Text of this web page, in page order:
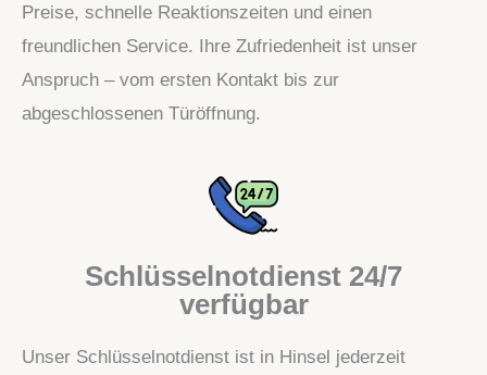
Preise, schnelle Reaktionszeiten und einen
freundlichen Service. Ihre Zufriedenheit ist unser
Anspruch – vom ersten Kontakt bis zur
abgeschlossenen Türöffnung.
Schlüsselnotdienst 24/7
verfügbar
Unser Schlüsselnotdienst ist in Hinsel jederzeit